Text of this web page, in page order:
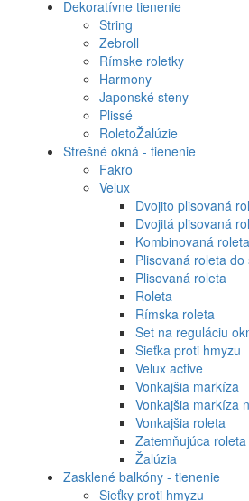
Dekoratívne tienenie
String
Zebroll
Rímske roletky
Harmony
Japonské steny
Plissé
RoletoŽalúzie
Strešné okná - tienenie
Fakro
Velux
Dvojito plisovaná
Dvojitá plisovaná
Kombinovaná roleta
Plisovaná roleta do
Plisovaná roleta
Roleta
Rímska roleta
Set na reguláciu
Sieťka proti hmyzu
Velux active
Vonkajšia markíza
Vonkajšia markíza
Vonkajšia roleta
Zatemňujúca roleta
Žalúzia
Zasklené balkóny - tienenie
Sieťky proti hmyzu